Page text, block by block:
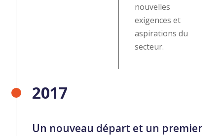
nouvelles
exigences et
aspirations du
secteur.
Un nouveau départ et un premier
2017